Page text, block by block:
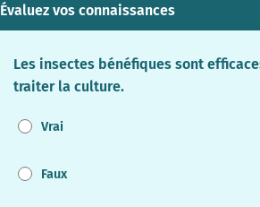
Évaluez vos connaissances
Les insectes bénéfiques sont
traiter la culture.
Vrai
Faux